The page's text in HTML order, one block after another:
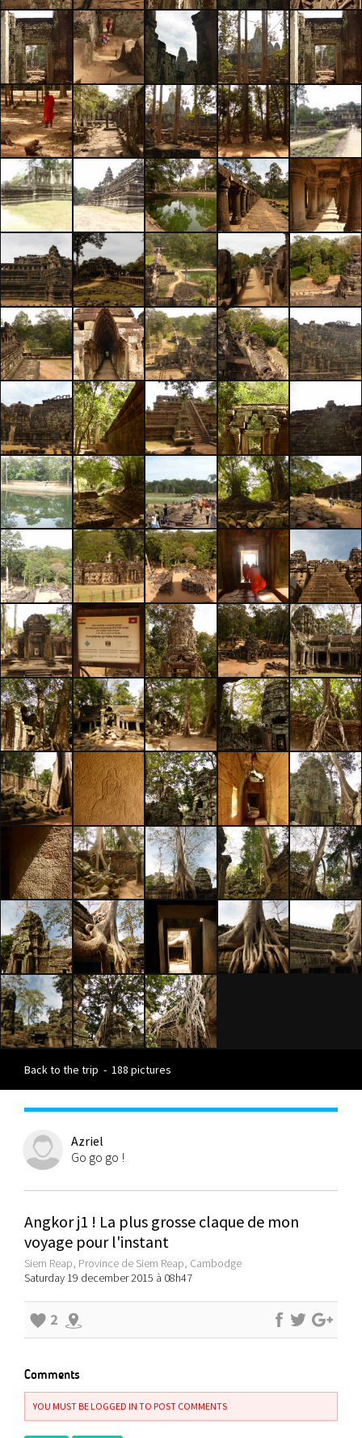
Back to the trip - 188 pictures
Azriel
Go go go !
Angkor j1 ! La plus grosse claque de mon
voyage pour l'instant
Siem Reap, Province de Siem Reap, Cambodge
Saturday 19 december 2015 à 08h47
2
Comments
YOU MUST BE LOGGED IN TO POST COMMENTS